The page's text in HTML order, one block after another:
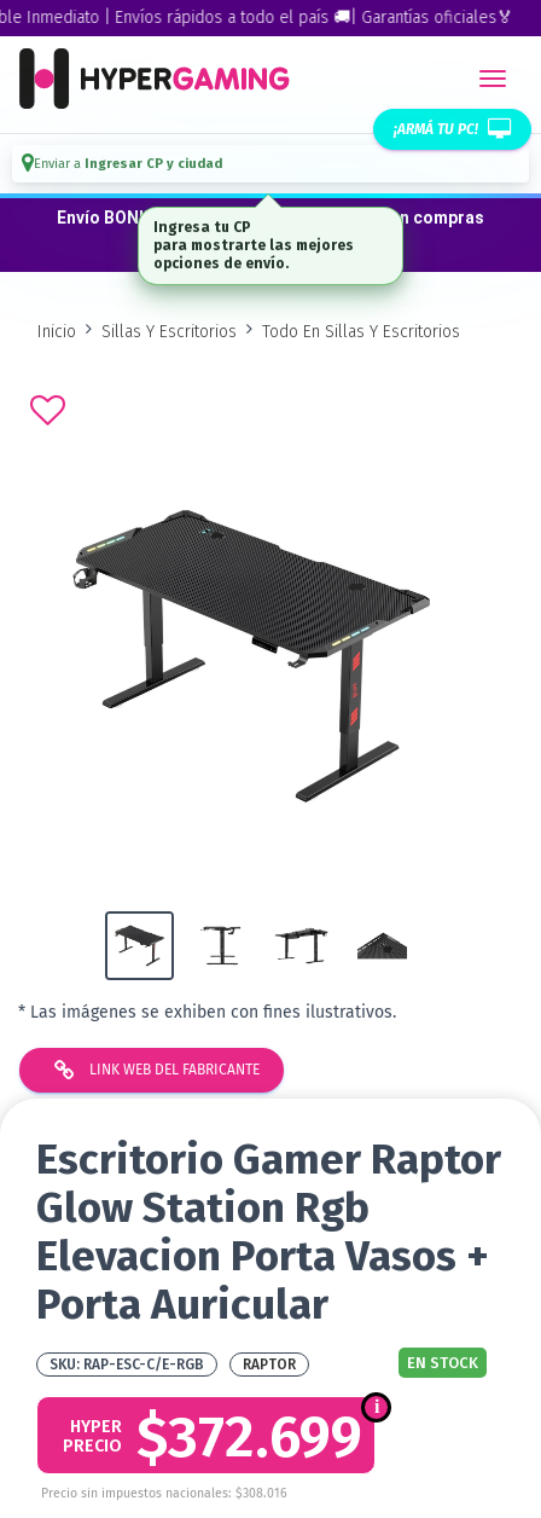
| Envíos rápidos a todo el país 🚚| Garantías oficiales🏅
¡ARMÁ TU PC!
Enviar a Ingresar CP y ciudad
Envío BONIFICADO a CABA · GBA ·La Plata en compras
desde $300.000*
Inicio Sillas Y Escritorios Todo En Sillas Y Escritorios
* Las imágenes se exhiben con fines ilustrativos.
LINK WEB DEL FABRICANTE
Escritorio Gamer Raptor
Glow Station Rgb
Elevacion Porta Vasos +
Porta Auricular
RAP-ESC-C/E-RGB EN STOCK
RAPTOR
$372.699
HYPER
PRECIO
Precio sin impuestos nacionales: $308.016
Ingresa tu CP
para mostrarte las mejores
opciones de envío.